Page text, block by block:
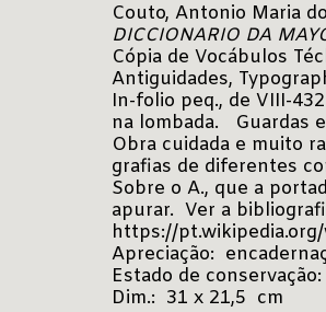
Couto, Antonio Maria do
DICCIONARIO DA
Cópia de Vocábulos
Antiguidades,
In-folio peq., de VIII-
na lombada. Guardas
Obra cuidada e muito
grafias de diferentes
Sobre o A., que a
apurar. Ver a
https://
Apreciação:
Estado de
Dim.: 31 x 21,5 cm